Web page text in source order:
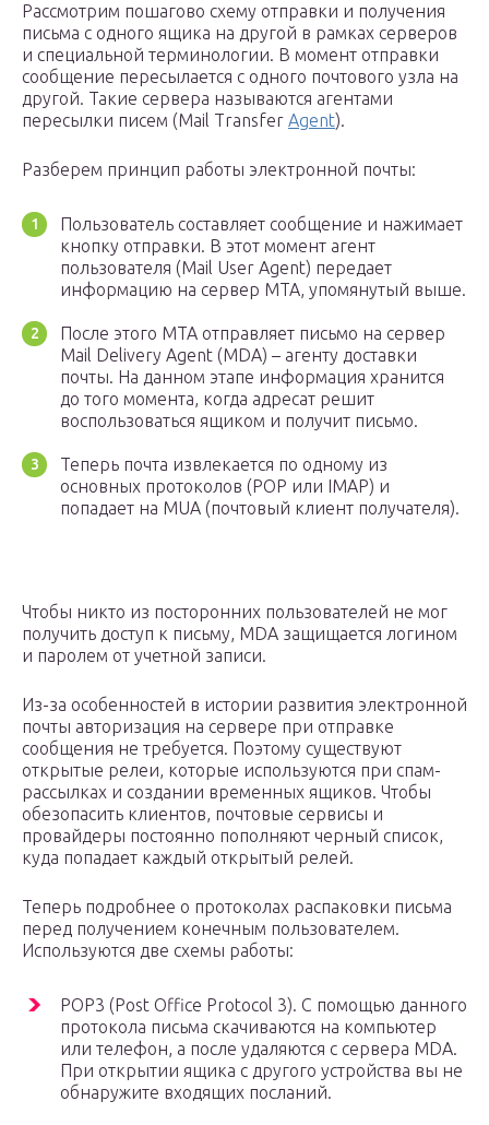
Рассмотрим пошагово схему отправки и получения
письма с одного ящика на другой в рамках серверов
и специальной терминологии. В момент отправки
сообщение пересылается с одного почтового узла на
другой. Такие сервера называются агентами
пересылки писем (Mail Transfer Agent).
Разберем принцип работы электронной почты:
Пользователь составляет сообщение и нажимает
кнопку отправки. В этот момент агент
пользователя (Mail User Agent) передает
информацию на сервер MTA, упомянутый выше.
После этого MTA отправляет письмо на сервер
Mail Delivery Agent (MDA) – агенту доставки
почты. На данном этапе информация хранится
до того момента, когда адресат решит
воспользоваться ящиком и получит письмо.
Теперь почта извлекается по одному из
основных протоколов (POP или IMAP) и
попадает на MUA (почтовый клиент получателя).
Чтобы никто из посторонних пользователей не мог
получить доступ к письму, MDA защищается логином
и паролем от учетной записи.
Из-за особенностей в истории развития электронной
почты авторизация на сервере при отправке
сообщения не требуется. Поэтому существуют
открытые релеи, которые используются при спам-
рассылках и создании временных ящиков. Чтобы
обезопасить клиентов, почтовые сервисы и
провайдеры постоянно пополняют черный список,
куда попадает каждый открытый релей.
Теперь подробнее о протоколах распаковки письма
перед получением конечным пользователем.
Используются две схемы работы:
POP3 (Post Office Protocol 3). С помощью данного
протокола письма скачиваются на компьютер
или телефон, а после удаляются с сервера MDA.
При открытии ящика с другого устройства вы не
обнаружите входящих посланий.